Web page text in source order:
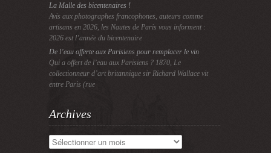
La Malle des bicentenaires !
Avis aux photographes francophones, auteurs comme
artisans en 2026, les Nautes de Paris vous informent :
2026 est l’année du bicentenaire
De l’eau offerte aux Parisiens pour remplacer le vin
Qui a offert de l’eau aux Parisiens ? 1870, Le
collectionneur d’art britannique sir Richard Wallace vit
entre Paris (rue
Archives
Archives